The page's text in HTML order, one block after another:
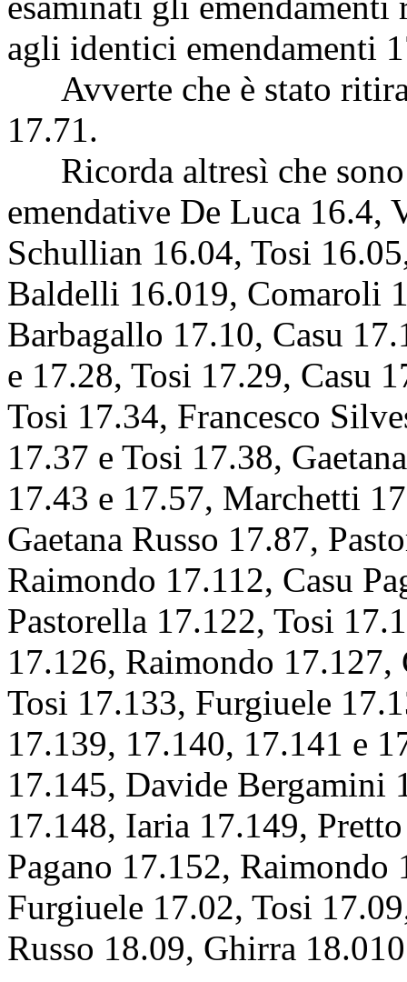
agli identici emendamenti
Avverte che è stato
17.71.
Ricorda altresì che sono
emendative De Luca
Schullian 16.04, Tosi
Baldelli 16.019, Comaroli
Barbagallo 17.10, Casu
e 17.28, Tosi 17.29, Casu
Tosi 17.34, Francesco
17.37 e Tosi 17.38,
17.43 e 17.57, Marchetti
Gaetana Russo 17.87,
Raimondo 17.112, Casu
Pastorella 17.122, Tosi
17.126, Raimondo 17.127,
Tosi 17.133, Furgiuele
17.139, 17.140, 17.141 e
17.145, Davide Bergamini
17.148, Iaria 17.149,
Pagano 17.152, Raimondo
Furgiuele 17.02, Tosi
Russo 18.09, Ghirra